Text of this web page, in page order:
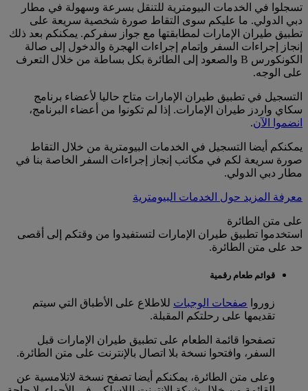
تسجلوا في الخدمات البيومترية للتنقل بسرعة وسهولة في مطار
دبي الدولي. ما عليكم سوى التقاط صورة شخصية سريعة على
تطبيق طيران الإمارات لمطابقتها مع جواز سفركم. يمكنكم بعد ذلك
إنجاز إجراءات السفر وإتمام إجراءات الهجرة والدخول إلى صالة
الكونكورس B والصعود إلى الطائرة بكل بساطة من خلال التعرف
على الوجه.
التسجيل في تطبيق طيران الإمارات متاح حاليا لأعضاء برنامج
سكاي واردز طيران الإمارات. إذا لم تكونوا من أعضاء البرنامج،
انضموا الآن.
يمكنكم أيضا التسجيل في الخدمات البيومترية من خلال التقاط
صورة سريعة لكم في مكاتب إنجاز إجراءات السفر الخاصة بنا في
مطار دبي الدولي.
معرفة المزيد حول الخدمات البيومترية
على متن الطائرة
استخدموا تطبيق طيران الإمارات لتستفيدوا من وقتكم إلى أقصى
حد على متن الطائرة.
قوائم طعام رقمية
زوروا صفحات الوجبات للاطلاع على الأطباق التي سيتم
تقديمها على رحلتكم المقبلة.
تصفحوا قائمة الطعام على تطبيق طيران الإمارات قبل
السفر، وافتحوا نسخة بلا اتصال بالإنترنت على متن الطائرة.
وعلى متن الطائرة، يمكنكم أيضا تصفح نسخة لاتلامسية عن